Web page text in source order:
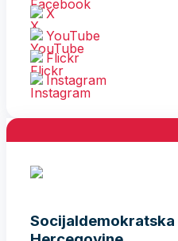
X
YouTube
Flickr
Instagram
Socijaldemokratska